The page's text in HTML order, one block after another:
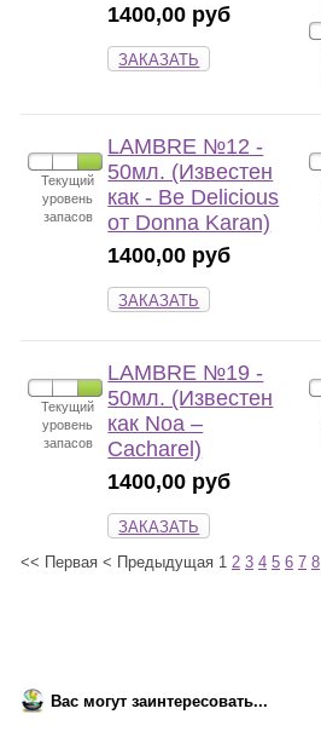
1400,00 руб
ЗАКАЗАТЬ
Текущий
уровень
запасов
LAMBRE №12 -
50мл. (Известен
как - Be Delicious
от Donna Karan)
1400,00 руб
ЗАКАЗАТЬ
Текущий
уровень
запасов
LAMBRE №19 -
50мл. (Известен
как Noa –
Cacharel)
1400,00 руб
ЗАКАЗАТЬ
<< Первая < Предыдущая 1 2 3 4 5 6 7 8
Вас могут заинтересовать...